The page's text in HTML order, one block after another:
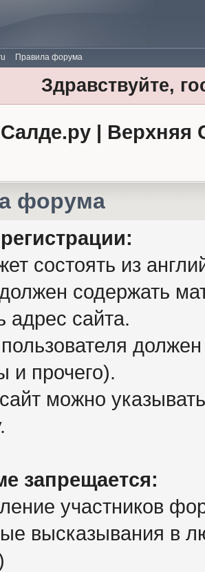
Правила форума
Здравствуйте,
| Верхняя
форума
состоять из
содержать
адрес сайта.
и прочего).
можно
запрещается:
участников
высказывания в